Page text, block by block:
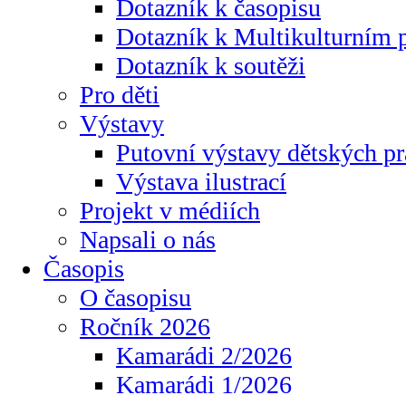
Dotazník k časopisu
Dotazník k Multikulturním
Dotazník k soutěži
Pro děti
Výstavy
Putovní výstavy dětských
Výstava ilustrací
Projekt v médiích
Napsali o nás
Časopis
O časopisu
Ročník 2026
Kamarádi 2/2026
Kamarádi 1/2026